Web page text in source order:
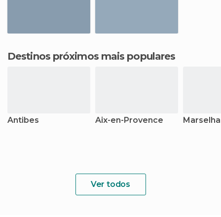
Destinos próximos mais populares
Antibes Aix-en-Provence Marselha
Ver todos